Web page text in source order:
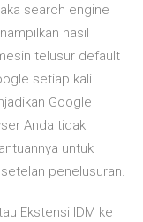
search engine
hasil
telusur default
setiap kali
Google
Anda tidak
untuk
penelusuran.
Ekstensi IDM ke